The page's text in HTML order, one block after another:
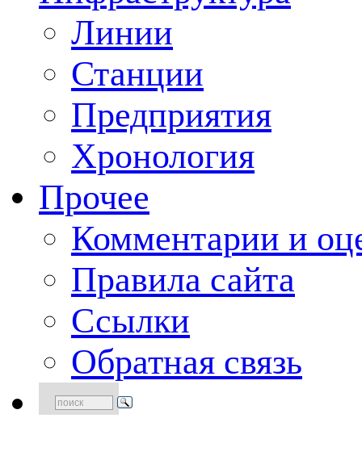
Линии
Станции
Предприятия
Хронология
Прочее
Комментарии и
Правила сайта
Ссылки
Обратная связь